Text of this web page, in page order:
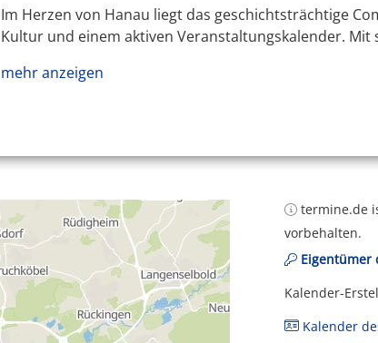
Im Herzen von Hanau liegt das geschichtsträchtige
Kultur und einem aktiven Veranstaltungskalender.
mehr anzeigen
termine.de
vorbehalten.
Eigentümer
Kalender-
Kalender